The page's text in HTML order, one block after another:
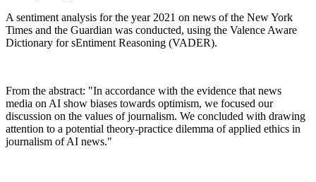
A sentiment analysis for the year 2021 on news of the New York
Times and the Guardian was conducted, using the Valence Aware
Dictionary for sEntiment Reasoning (VADER).
From the abstract: "In accordance with the evidence that news
media on AI show biases towards optimism, we focused our
discussion on the values of journalism. We concluded with drawing
attention to a potential theory-practice dilemma of applied ethics in
journalism of AI news."